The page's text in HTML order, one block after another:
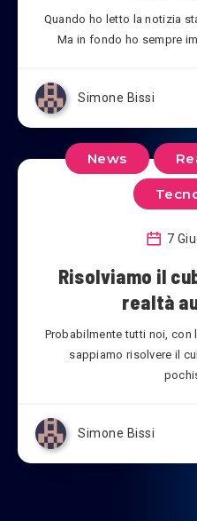
Quando ho letto la notizia
Ma in fondo ho sempre
Simone Bissi
News
7
Risolviamo il
realtà
Probabilmente tutti noi, con
sappiamo risolvere il
Simone Bissi